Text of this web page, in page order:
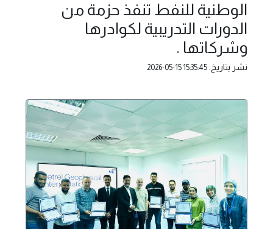
الوطنية للنفط تنفذ حزمة من
الدورات التدريبية لكوادرها
وشركاتها .
نشر بتاريخ: 2026-05-15 15:35:45